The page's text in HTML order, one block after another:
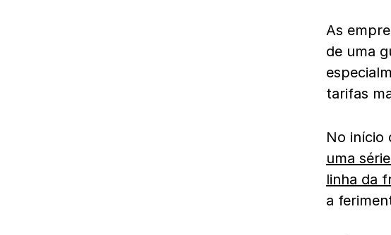
As
de uma
tarifas
No início
uma
linha da
a